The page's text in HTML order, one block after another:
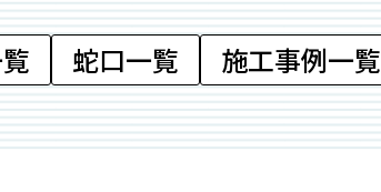
蛇口一覧 施工事例一覧